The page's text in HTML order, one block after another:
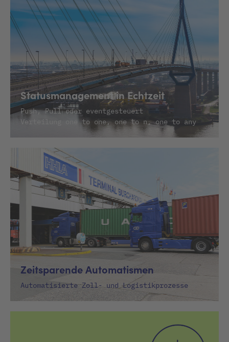
Statusmanagement in Echtzeit
Push, Pull oder eventgesteuert
Verteilung one to one, one to n, one to any
Zeitsparende Automatismen
Automatisierte Zoll- und Logistikprozesse